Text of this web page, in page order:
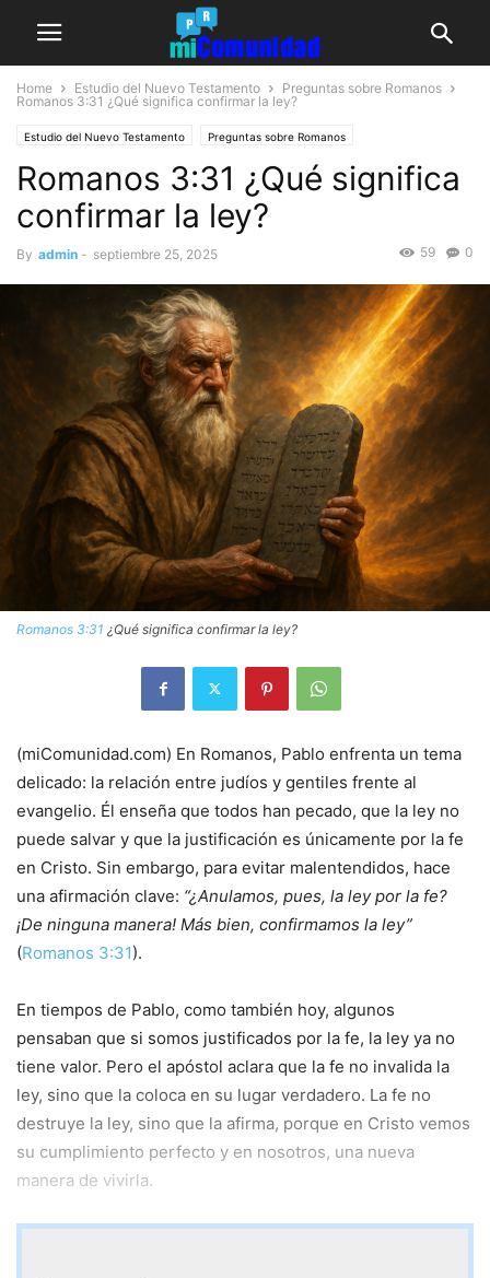
Home Estudio del Nuevo Testamento
Preguntas sobre Romanos
Romanos 3:31 ¿Qué significa confirmar la ley?
Estudio del Nuevo Testamento Preguntas sobre Romanos
Romanos 3:31 ¿Qué significa
confirmar la ley?
By admin - septiembre 25, 2025 0
59
Romanos 3:31 ¿Qué significa confirmar la ley?
(miComunidad.com) En Romanos, Pablo enfrenta un tema
delicado: la relación entre judíos y gentiles frente al
evangelio. Él enseña que todos han pecado, que la ley no
puede salvar y que la justificación es únicamente por la fe
en Cristo. Sin embargo, para evitar malentendidos, hace
una afirmación clave: “¿Anulamos, pues, la ley por la fe?
¡De ninguna manera! Más bien, confirmamos la ley”
(Romanos 3:31).
En tiempos de Pablo, como también hoy, algunos
pensaban que si somos justificados por la fe, la ley ya no
tiene valor. Pero el apóstol aclara que la fe no invalida la
ley, sino que la coloca en su lugar verdadero. La fe no
destruye la ley, sino que la afirma, porque en Cristo vemos
su cumplimiento perfecto y en nosotros, una nueva
manera de vivirla.